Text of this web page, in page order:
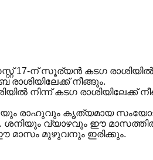
17-ന് സൂര്യൻ കടഗ രാശിയിൽ
നീങ്ങും.
നിന്ന് കടഗ രാശിയിലേക്ക്
രാഹുവും കൃത്യമായ
ശനിയും വ്യാഴവും ഈ
മാസം മുഴുവനും ഇരിക്കും.